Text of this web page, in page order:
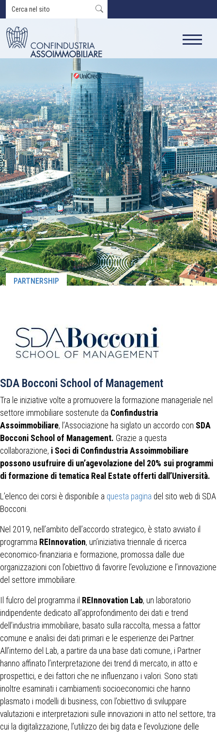
PARTNERSHIP
SDA Bocconi School of Management
Tra le iniziative volte a promuovere la formazione manageriale nel
settore immobiliare sostenute da Confindustria
Assoimmobiliare, l’Associazione ha siglato un accordo con SDA
Bocconi School of Management. Grazie a questa
collaborazione, i Soci di Confindustria Assoimmobiliare
possono usufruire di un’agevolazione del 20% sui programmi
di formazione di tematica Real Estate offerti dall’Università.
L’elenco dei corsi è disponibile a questa pagina del sito web di SDA
Bocconi.
Nel 2019, nell’ambito dell’accordo strategico, è stato avviato il
programma REInnovation, un’iniziativa triennale di ricerca
economico-finanziaria e formazione, promossa dalle due
organizzazioni con l’obiettivo di favorire l’evoluzione e l’innovazione
del settore immobiliare.
Il fulcro del programma il REInnovation Lab, un laboratorio
indipendente dedicato all’approfondimento dei dati e trend
dell’industria immobiliare, basato sulla raccolta, messa a fattor
comune e analisi dei dati primari e le esperienze dei Partner.
All’interno del Lab, a partire da una base dati comune, i Partner
hanno affinato l’interpretazione dei trend di mercato, in atto e
prospettici, e dei fattori che ne influenzano i valori. Sono stati
inoltre esaminati i cambiamenti socioeconomici che hanno
plasmato i modelli di business, con l’obiettivo di sviluppare
valutazioni e interpretazioni sulle innovazioni in atto nel settore, tra
cui la digitalizzazione, l’utilizzo dei big data e l’evoluzione delle